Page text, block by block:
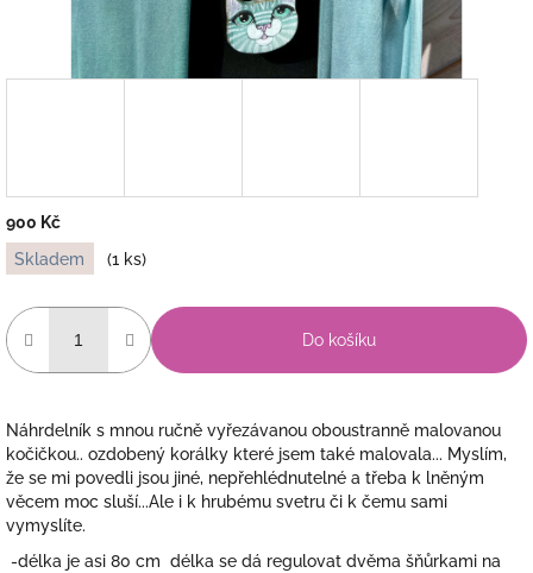
900 Kč
Měrná
cena:
Skladem (1 ks)
Do košíku
Náhrdelník s mnou ručně vyřezávanou oboustranně malovanou
kočičkou.. ozdobený korálky které jsem také malovala... Myslím,
že se mi povedli jsou jiné, nepřehlédnutelné a třeba k lněným
věcem moc sluší...Ale i k hrubému svetru či k čemu sami
vymyslíte.
-délka je asi 80 cm délka se dá regulovat dvěma šňůrkami na